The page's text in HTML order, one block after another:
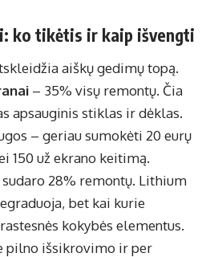
ko tikėtis ir kaip išvengti
aiškų gedimų topą.
– 35% visų remontų. Čia
apsauginis stiklas ir dėklas.
– geriau sumokėti 20 eurų
150 už ekrano keitimą.
sudaro 28% remontų. Lithium
bet kai kurie
kokybės elementus.
pilno išsikrovimo ir per